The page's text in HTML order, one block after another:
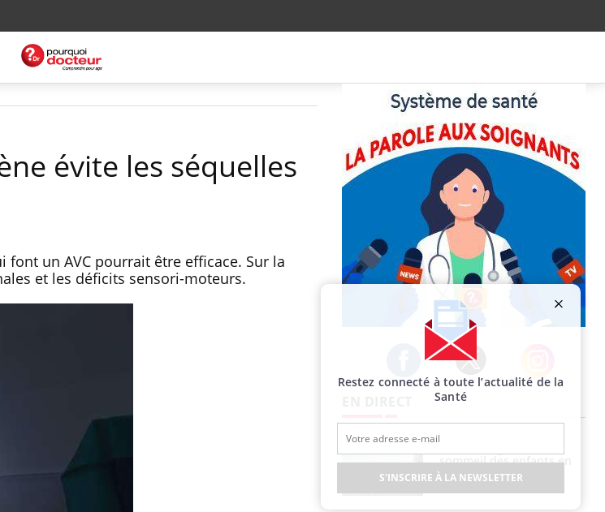
évite les séquelles
un AVC pourrait être efficace. Sur la
et les déficits sensori-moteurs.
Facebook Twitter Instagram
et chaleur : ce
barracuda, une petite fille sommeil des enfants en
vacances ?
Restez connecté à toute l’actualité de la
Santé
S'INSCRIRE À LA NEWSLETTER